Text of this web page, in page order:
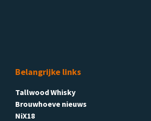
Belangrijke links
Tallwood Whisky
Brouwhoeve nieuws
NiX18